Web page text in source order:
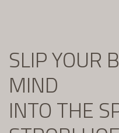
SLIP YOUR
MIND
INTO THE